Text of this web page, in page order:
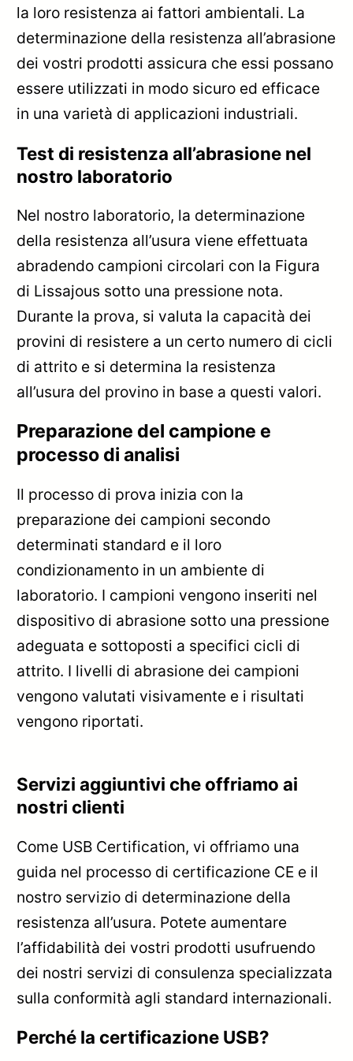
la loro resistenza ai fattori ambientali. La
determinazione della resistenza all’abrasione
dei vostri prodotti assicura che essi possano
essere utilizzati in modo sicuro ed efficace
in una varietà di applicazioni industriali.
Test di resistenza all’abrasione nel
nostro laboratorio
Nel nostro laboratorio, la determinazione
della resistenza all’usura viene effettuata
abradendo campioni circolari con la Figura
di Lissajous sotto una pressione nota.
Durante la prova, si valuta la capacità dei
provini di resistere a un certo numero di cicli
di attrito e si determina la resistenza
all’usura del provino in base a questi valori.
Preparazione del campione e
processo di analisi
Il processo di prova inizia con la
preparazione dei campioni secondo
determinati standard e il loro
condizionamento in un ambiente di
laboratorio. I campioni vengono inseriti nel
dispositivo di abrasione sotto una pressione
adeguata e sottoposti a specifici cicli di
attrito. I livelli di abrasione dei campioni
vengono valutati visivamente e i risultati
vengono riportati.
Servizi aggiuntivi che offriamo ai
nostri clienti
Come USB Certification, vi offriamo una
guida nel processo di certificazione CE e il
nostro servizio di determinazione della
resistenza all’usura. Potete aumentare
l’affidabilità dei vostri prodotti usufruendo
dei nostri servizi di consulenza specializzata
sulla conformità agli standard internazionali.
Perché la certificazione USB?